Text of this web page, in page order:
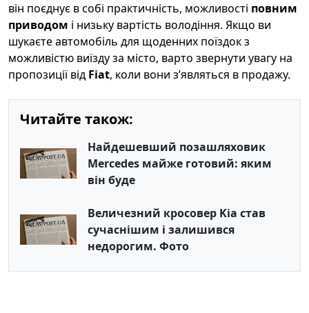
він поєднує в собі практичність, можливості повним
приводом і низьку вартість володіння. Якщо ви
шукаєте автомобіль для щоденних поїздок з
можливістю виїзду за місто, варто звернути увагу на
пропозиції від Fiat, коли вони з’являться в продажу.
Читайте також:
Найдешевший позашляховик
Mercedes майже готовий: яким
він буде
Величезний кросовер Kia став
сучаснішим і залишився
недорогим. Фото